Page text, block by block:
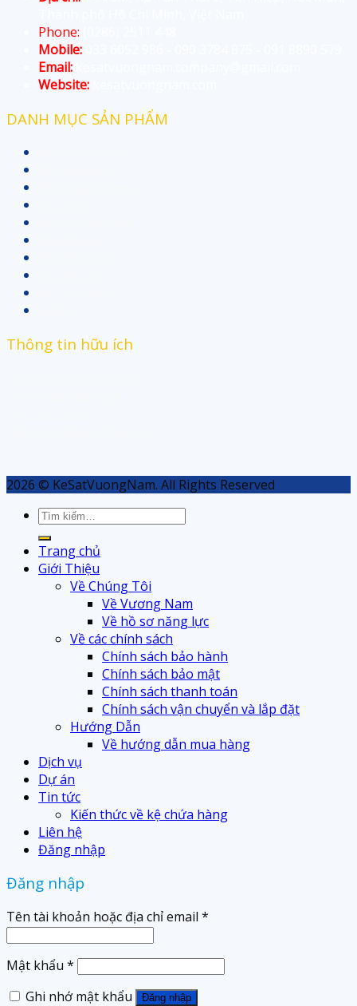
Phone:
Mobile:
Email:
Website:
DANH MỤC SẢN PHẨM
Thông tin hữu ích
2026 © KeSatVuongNam. All Rights Reserved
Tìm
kiếm:
Trang chủ
Giới Thiệu
Về Chúng Tôi
Về Vương Nam
Về hồ sơ năng lực
Về các chính sách
Chính sách bảo hành
Chính sách bảo mật
Chính sách thanh toán
Chính sách vận chuyển và lắp đặt
Hướng Dẫn
Về hướng dẫn mua hàng
Dịch vụ
Dự án
Tin tức
Kiến thức về kệ chứa hàng
Liên hệ
Đăng nhập
Đăng nhập
Tên tài khoản hoặc địa chỉ email *
Mật khẩu *
Ghi nhớ mật khẩu
Đăng nhập